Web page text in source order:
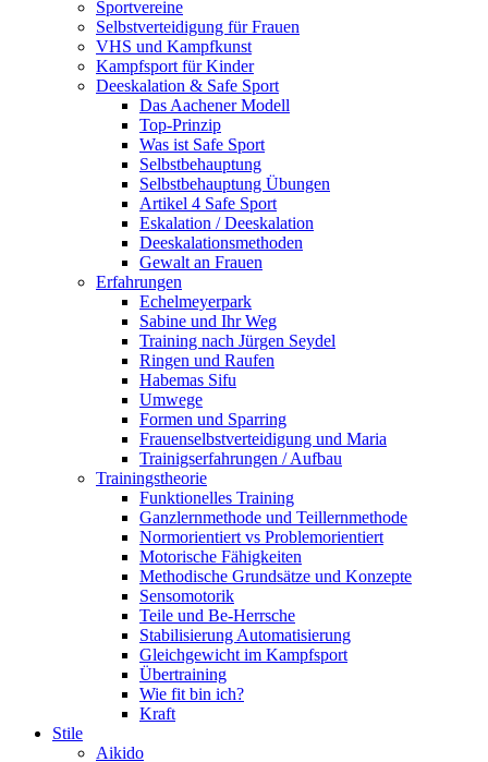
Sportvereine
Selbstverteidigung für Frauen
VHS und Kampfkunst
Kampfsport für Kinder
Deeskalation & Safe Sport
Das Aachener Modell
Top-Prinzip
Was ist Safe Sport
Selbstbehauptung
Selbstbehauptung Übungen
Artikel 4 Safe Sport
Eskalation / Deeskalation
Deeskalationsmethoden
Gewalt an Frauen
Erfahrungen
Echelmeyerpark
Sabine und Ihr Weg
Training nach Jürgen Seydel
Ringen und Raufen
Habemas Sifu
Umwege
Formen und Sparring
Frauenselbstverteidigung und Maria
Trainigserfahrungen / Aufbau
Trainingstheorie
Funktionelles Training
Ganzlernmethode und Teillernmethode
Normorientiert vs Problemorientiert
Motorische Fähigkeiten
Methodische Grundsätze und Konzepte
Sensomotorik
Teile und Be-Herrsche
Stabilisierung Automatisierung
Gleichgewicht im Kampfsport
Übertraining
Wie fit bin ich?
Kraft
Stile
Aikido